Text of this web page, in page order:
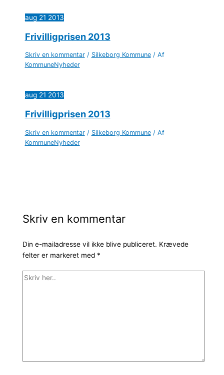
aug 21 2013
Frivilligprisen 2013
Skriv en kommentar / Silkeborg Kommune/ Af
KommuneNyheder
aug 21 2013
Frivilligprisen 2013
Skriv en kommentar / Silkeborg Kommune/ Af
KommuneNyheder
Skriv en kommentar
Din e-mailadresse vil ikke blive publiceret. Krævede
felter er markeret med *
Skriv